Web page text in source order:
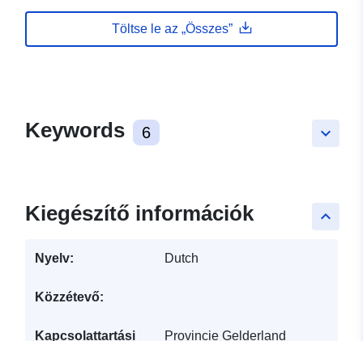
Töltse le az „Összes”
keyboard_arrow_down
Keywords 6
keyboard_arrow_up
Kiegészítő információk
Nyelv: Dutch
Közzétevő:
Kapcsolattartási Provincie Gelderland